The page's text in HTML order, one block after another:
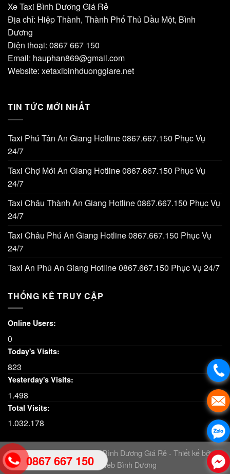
0867 667 150
Xe Taxi Bình Dương Giá Rẻ
Địa chỉ: Hiệp Thành, Thành Phố Thủ Dầu Một, Bình
Dương
Điện thoại: 0867 667 150
Email: hauphan869@gmail.com
Website: xetaxibinhduonggiare.net
TIN TỨC MỚI NHẤT
Taxi Phú Tân An Giang Hotline 0867.667.150 Phục Vụ
24/7
Taxi Chợ Mới An Giang Hotline 0867.667.150 Phục Vụ
24/7
Taxi Châu Thành An Giang Hotline 0867.667.150 Phục Vụ
24/7
Taxi Châu Phú An Giang Hotline 0867.667.150 Phục Vụ
24/7
Taxi An Phú An Giang Hotline 0867.667.150 Phục Vụ 24/7
THỐNG KÊ TRUY CẬP
Online Users:
0
Today's Visits:
823
Yesterday's Visits:
1.498
Total Visits:
1.032.178
Copyright 2026 © Xe Taxi Bình Dương Giá Rẻ - Thiết kế bởi:
Thiết kế web Bình Dương